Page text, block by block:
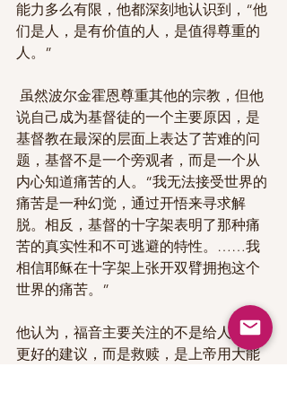
能力多么有限，他都深刻地认识到，“他
们是人，是有价值的人，是值得尊重的
人。”
说自己成为基督徒的一个主要原因，是
基督教在最深的层面上表达了苦难的问
题，基督不是一个旁观者，而是一个从
内心知道痛苦的人。“我无法接受世界的
痛苦是一种幻觉，通过开悟来寻求解
脱。相反，基督的十字架表明了那种痛
苦的真实性和不可逃避的特性。……我
相信耶稣在十字架上张开双臂拥抱这个
世界的痛苦。”
他认为，福音主要关注的不是给人一个
更好的建议，而是救赎，是上帝用大能